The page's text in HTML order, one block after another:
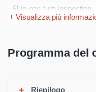
+ Visualizza più
- Flue-gas turn inspection
- Removal of vermiculite
- Removal of K Probe"
- Inspection du circuit de
Programma del
Riepilogo